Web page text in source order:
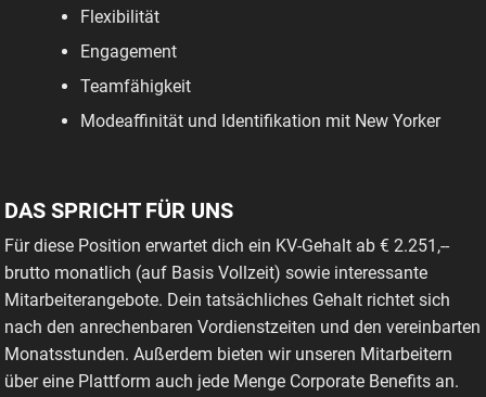
Flexibilität
Engagement
Teamfähigkeit
Modeaffinität und Identifikation mit New Yorker
DAS SPRICHT FÜR UNS
Für diese Position erwartet dich ein KV-Gehalt ab € 2.251,--
brutto monatlich (auf Basis Vollzeit) sowie interessante
Mitarbeiterangebote. Dein tatsächliches Gehalt richtet sich
nach den anrechenbaren Vordienstzeiten und den vereinbarten
Monatsstunden. Außerdem bieten wir unseren Mitarbeitern
über eine Plattform auch jede Menge Corporate Benefits an.